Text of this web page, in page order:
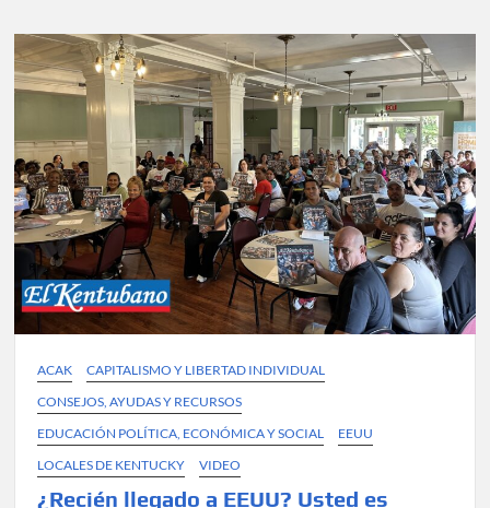
Oficial
de
Policía de
Louisville,
KY
ACAK
CAPITALISMO Y LIBERTAD INDIVIDUAL
CONSEJOS, AYUDAS Y RECURSOS
EDUCACIÓN POLÍTICA, ECONÓMICA Y SOCIAL
EEUU
LOCALES DE KENTUCKY
VIDEO
¿Recién llegado a EEUU? Usted es